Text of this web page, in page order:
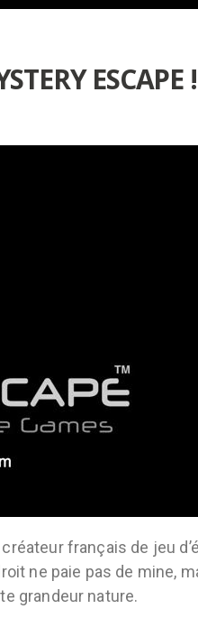
ESCAPE !
français de jeu
ne paie pas de mine,
grandeur nature.